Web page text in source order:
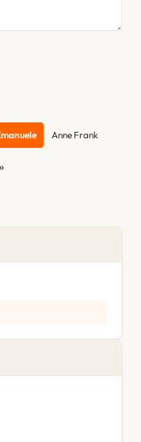
Anne Frank